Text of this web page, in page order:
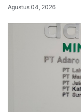
Agustus 04, 2026